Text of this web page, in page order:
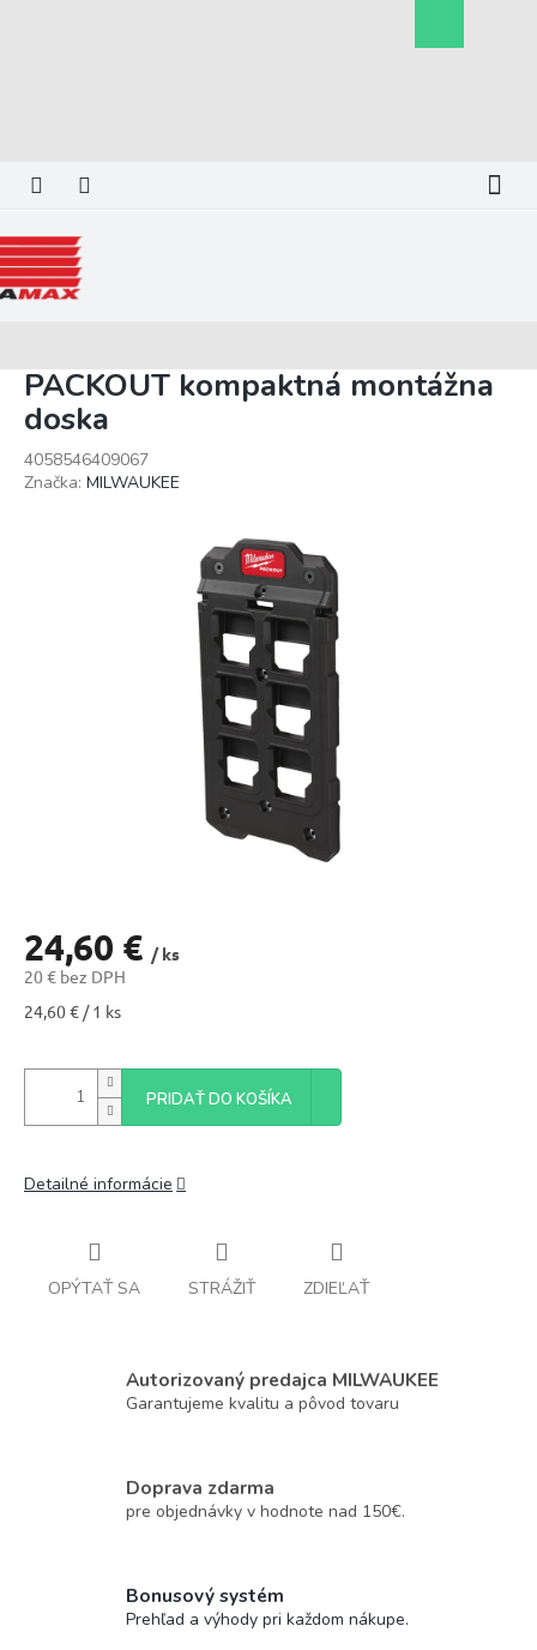
košík
PACKOUT kompaktná montážna
doska
4058546409067
Značka: MILWAUKEE
24,60 € / ks
20 € bez DPH
Jednotková
24,60 € / 1 ks
PRIDAŤ DO KOŠÍKA
Detailné informácie
OPÝTAŤ SA STRÁŽIŤ ZDIEĽAŤ
Autorizovaný predajca MILWAUKEE
Garantujeme kvalitu a pôvod tovaru
Doprava zdarma
pre objednávky v hodnote nad 150€.
Bonusový systém
Prehľad a výhody pri každom nákupe.